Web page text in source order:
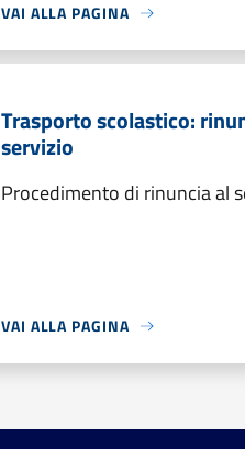
VAI ALLA PAGINA
Trasporto scolastico:
servizio
Procedimento di rinuncia al
VAI ALLA PAGINA